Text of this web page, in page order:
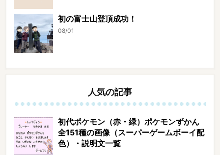
初の富士山登頂成功！
08/01
人気の記事
初代ポケモン（赤・緑）ポケモンずかん
全151種の画像（スーパーゲームボーイ配
色）・説明文一覧